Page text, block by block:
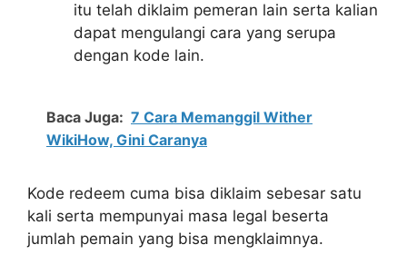
itu telah diklaim pemeran lain serta kalian
dapat mengulangi cara yang serupa
dengan kode lain.
Baca Juga: 7 Cara Memanggil Wither
WikiHow, Gini Caranya
Kode redeem cuma bisa diklaim sebesar satu
kali serta mempunyai masa legal beserta
jumlah pemain yang bisa mengklaimnya.